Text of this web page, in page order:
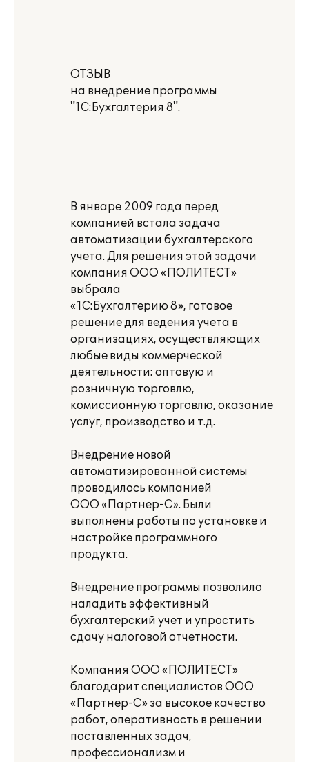
ОТЗЫВ
на внедрение программы
"1С:Бухгалтерия 8".
В январе 2009 года перед
компанией встала задача
автоматизации бухгалтерского
учета. Для решения этой задачи
компания ООО «ПОЛИТЕСТ»
выбрала
«1С:Бухгалтерию 8», готовое
решение для ведения учета в
организациях, осуществляющих
любые виды коммерческой
деятельности: оптовую и
розничную торговлю,
комиссионную торговлю, оказание
услуг, производство и т.д.
Внедрение новой
автоматизированной системы
проводилось компанией
ООО «Партнер-С». Были
выполнены работы по установке и
настройке программного
продукта.
Внедрение программы позволило
наладить эффективный
бухгалтерский учет и упростить
сдачу налоговой отчетности.
Компания ООО «ПОЛИТЕСТ»
благодарит специалистов ООО
«Партнер-С» за высокое качество
работ, оперативность в решении
поставленных задач,
профессионализм и